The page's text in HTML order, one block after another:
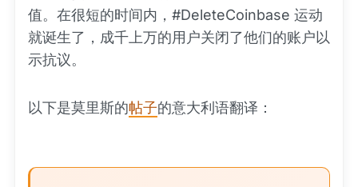
值。在很短的时间内，#DeleteCoinbase 运动
就诞生了，成千上万的用户关闭了他们的账户以
示抗议。
以下是莫里斯的帖子的意大利语翻译：